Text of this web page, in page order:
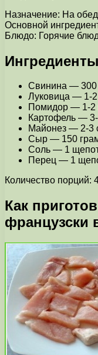
Назначение: На
Основной
Блюдо: Горячие
Свинина — 300
Луковица — 1-2
Помидор — 1-2
Картофель —
Майонез — 2-3
Сыр — 150
Соль — 1
Перец — 1
Количество порций:
Как
французски